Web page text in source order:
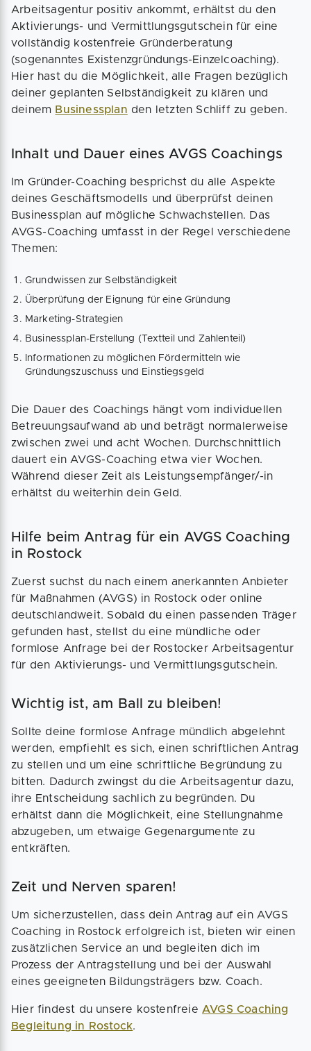
Arbeitsagentur positiv ankommt, erhältst du den
Aktivierungs- und Vermittlungsgutschein für eine
vollständig kostenfreie Gründerberatung
(sogenanntes Existenzgründungs-Einzelcoaching).
Hier hast du die Möglichkeit, alle Fragen bezüglich
deiner geplanten Selbständigkeit zu klären und
deinem Businessplan den letzten Schliff zu geben.
Inhalt und Dauer eines AVGS Coachings
Im Gründer-Coaching besprichst du alle Aspekte
deines Geschäftsmodells und überprüfst deinen
Businessplan auf mögliche Schwachstellen. Das
AVGS-Coaching umfasst in der Regel verschiedene
Themen:
Grundwissen zur Selbständigkeit
Überprüfung der Eignung für eine Gründung
Marketing-Strategien
Businessplan-Erstellung (Textteil und Zahlenteil)
Informationen zu möglichen Fördermitteln wie
Gründungszuschuss und Einstiegsgeld
Die Dauer des Coachings hängt vom individuellen
Betreuungsaufwand ab und beträgt normalerweise
zwischen zwei und acht Wochen. Durchschnittlich
dauert ein AVGS-Coaching etwa vier Wochen.
Während dieser Zeit als Leistungsempfänger/-in
erhältst du weiterhin dein Geld.
Hilfe beim Antrag für ein AVGS Coaching
in Rostock
Zuerst suchst du nach einem anerkannten Anbieter
für Maßnahmen (AVGS) in Rostock oder online
deutschlandweit. Sobald du einen passenden Träger
gefunden hast, stellst du eine mündliche oder
formlose Anfrage bei der Rostocker Arbeitsagentur
für den Aktivierungs- und Vermittlungsgutschein.
Wichtig ist, am Ball zu bleiben!
Sollte deine formlose Anfrage mündlich abgelehnt
werden, empfiehlt es sich, einen schriftlichen Antrag
zu stellen und um eine schriftliche Begründung zu
bitten. Dadurch zwingst du die Arbeitsagentur dazu,
ihre Entscheidung sachlich zu begründen. Du
erhältst dann die Möglichkeit, eine Stellungnahme
abzugeben, um etwaige Gegenargumente zu
entkräften.
Zeit und Nerven sparen!
Um sicherzustellen, dass dein Antrag auf ein AVGS
Coaching in Rostock erfolgreich ist, bieten wir einen
zusätzlichen Service an und begleiten dich im
Prozess der Antragstellung und bei der Auswahl
eines geeigneten Bildungsträgers bzw. Coach.
Hier findest du unsere kostenfreie AVGS Coaching
Begleitung in Rostock.